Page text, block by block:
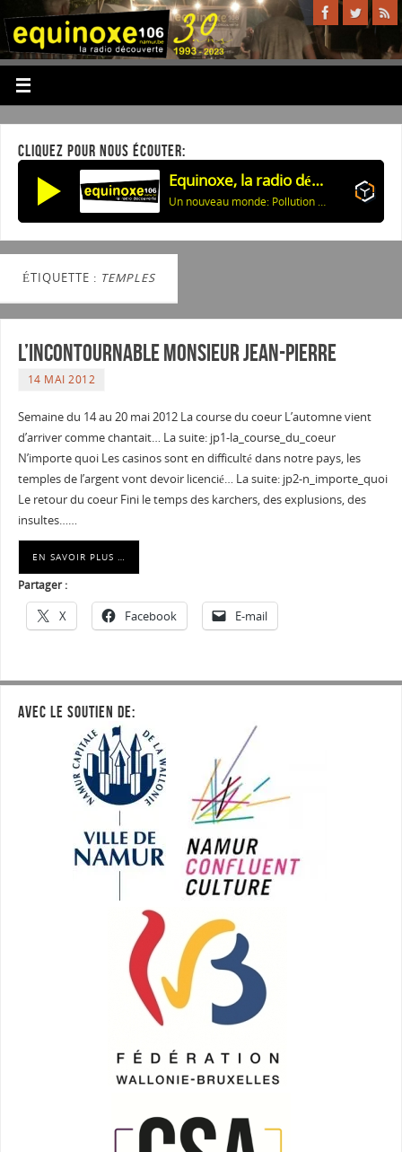
CLIQUEZ POUR NOUS ÉCOUTER:
Equinoxe, la radio découverte
Un nouveau monde: Pollution et énergie des maisons
ÉTIQUETTE : TEMPLES
L’incontournable Monsieur Jean-Pierre
14 MAI 2012
Semaine du 14 au 20 mai 2012 La course du coeur L’automne vient
d’arriver comme chantait… La suite: jp1-la_course_du_coeur
N’importe quoi Les casinos sont en difficulté dans notre pays, les
temples de l’argent vont devoir licencié… La suite: jp2-n_importe_quoi
Le retour du coeur Fini le temps des karchers, des explusions, des
insultes……
EN SAVOIR PLUS …
Partager :
X Facebook E-mail
AVEC LE SOUTIEN DE: